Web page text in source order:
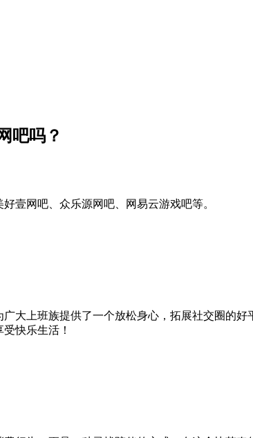
吧吗？
壹网吧、众乐源网吧、网易云游戏吧等。
大上班族提供了一个放松身心，拓展社交圈的好
快乐生活！